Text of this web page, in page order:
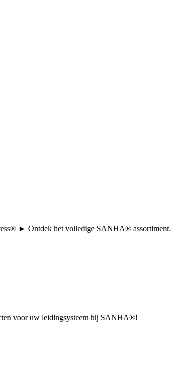
► Ontdek het volledige SANHA® assortiment.
voor uw leidingsysteem bij SANHA®!